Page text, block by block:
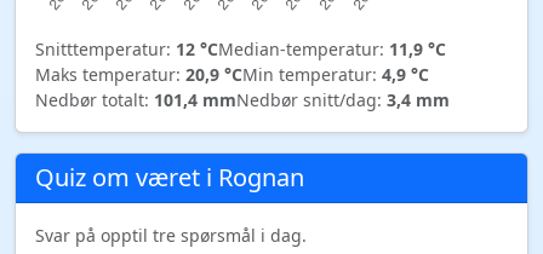
Snitttemperatur: 12 °CMedian-temperatur: 11,9 °C
Maks temperatur: 20,9 °CMin temperatur: 4,9 °C
Nedbør totalt: 101,4 mmNedbør snitt/dag: 3,4 mm
Quiz om været i Rognan
Svar på opptil tre spørsmål i dag.